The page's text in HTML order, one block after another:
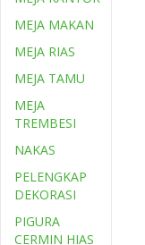
MEJA MAKAN
MEJA RIAS
MEJA TAMU
MEJA
TREMBESI
NAKAS
PELENGKAP
DEKORASI
PIGURA
CERMIN HIAS